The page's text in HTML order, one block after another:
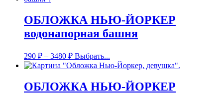
ОБЛОЖКА НЬЮ-ЙОРКЕР
водонапорная башня
290 ₽ – 3480 ₽ Выбрать...
ОБЛОЖКА НЬЮ-ЙОРКЕР